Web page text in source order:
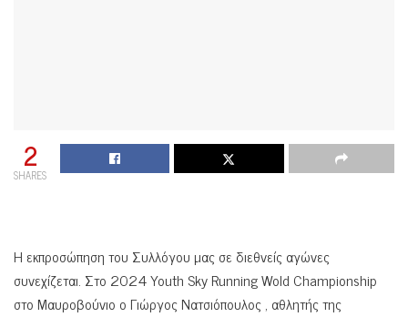
2
SHARES
Η εκπροσώπηση του Συλλόγου μας σε διεθνείς αγώνες
συνεχίζεται. Στο 2024 Youth Sky Running Wold Championship
στο Μαυροβούνιο ο Γιώργος Νατσιόπουλος , αθλητής της